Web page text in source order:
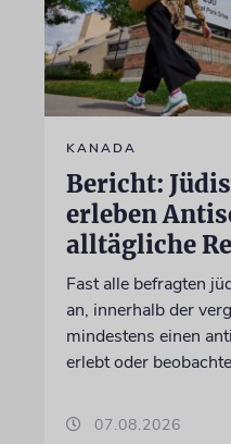
KANADA
Bericht:
erleben
alltägliche
Fast alle befragten
an, innerhalb der
mindestens einen
erlebt oder
07.08.2026